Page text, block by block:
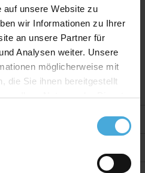
auf unsere Website zu
wir Informationen zu Ihrer
an unsere Partner für
Analysen weiter. Unsere
möglicherweise mit
die Sie ihnen bereitgestellt
Ihrer Nutzung der Dienste
aus 100%
und Querformat
vormontierte Aufhänger.